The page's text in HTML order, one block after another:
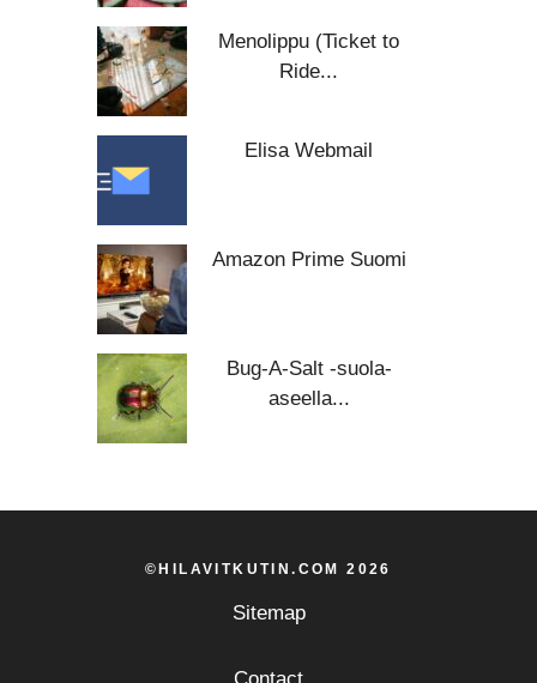
Menolippu (Ticket to
Ride...
Elisa Webmail
Amazon Prime Suomi
Bug-A-Salt -suola-
aseella...
©HILAVITKUTIN.COM 2026
Sitemap